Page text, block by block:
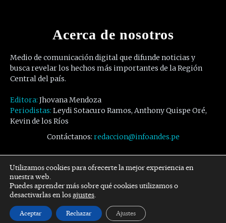
Acerca de nosotros
Medio de comunicación digital que difunde noticias y
busca revelar los hechos más importantes de la Región
Central del país.
Editora: Jhovana Mendoza
Periodistas: Leydi Sotacuro Ramos, Anthony Quispe Oré,
Kevin de los Ríos
Contáctanos: redaccion@infoandes.pe
Síguenos
Facebook Twitter Youtube
Utilizamos cookies para ofrecerte la mejor experiencia en
nuestra web.
Puedes aprender más sobre qué cookies utilizamos o
desactivarlas en losajustes.
Aceptar Rechazar Ajustes